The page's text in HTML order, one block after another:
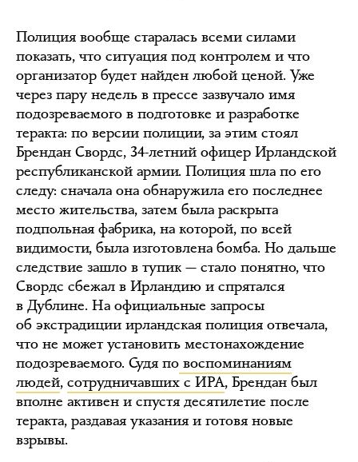
Полиция вообще старалась всеми силами
показать, что ситуация под контролем и что
организатор будет найден любой ценой. Уже
через пару недель в прессе зазвучало имя
подозреваемого в подготовке и разработке
теракта: по версии полиции, за этим стоял
Брендан Свордс, 34-летний офицер Ирландской
республиканской армии. Полиция шла по его
следу: сначала она обнаружила его последнее
место жительства, затем была раскрыта
подпольная фабрика, на которой, по всей
видимости, была изготовлена бомба. Но дальше
следствие зашло в тупик — стало понятно, что
Свордс сбежал в Ирландию и спрятался
в Дублине. На официальные запросы
об экстрадиции ирландская полиция отвечала,
что не может установить местонахождение
подозреваемого. Судя по воспоминаниям
людей, сотрудничавших с ИРА, Брендан был
вполне активен и спустя десятилетие после
теракта, раздавая указания и готовя новые
взрывы.